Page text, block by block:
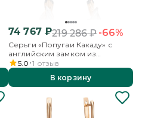
74 767₽219 286₽-66%
Серьги «Попугаи Какаду» с
английским замком из
красного золота с аметистом
5.0 1 отзыв
В корзину